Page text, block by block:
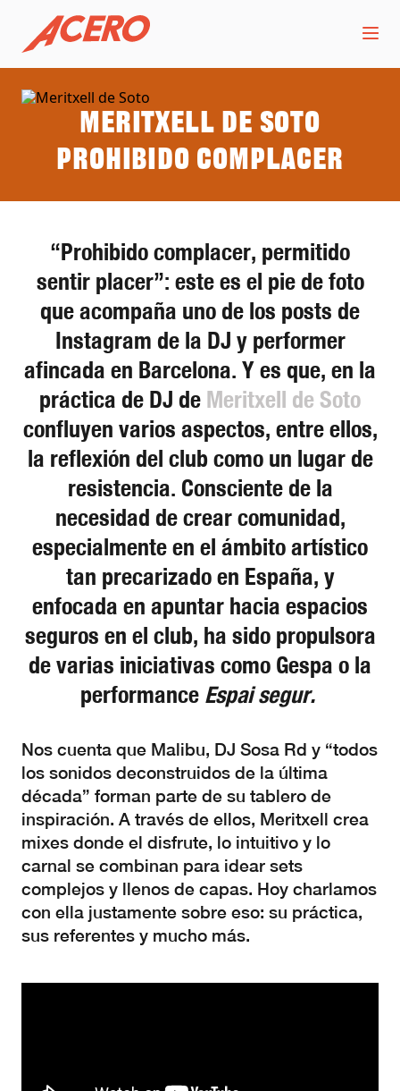
Meritxell de Soto
Prohibido complacer
“Prohibido complacer, permitido
sentir placer”: este es el pie de foto
que acompaña uno de los posts de
Instagram de la DJ y performer
afincada en Barcelona. Y es que, en la
práctica de DJ de Meritxell de Soto
confluyen varios aspectos, entre ellos,
la reflexión del club como un lugar de
resistencia. Consciente de la
necesidad de crear comunidad,
especialmente en el ámbito artístico
tan precarizado en España, y
enfocada en apuntar hacia espacios
seguros en el club, ha sido propulsora
de varias iniciativas como Gespa o la
performance Espai segur.
Nos cuenta que Malibu, DJ Sosa Rd y “todos
los sonidos deconstruidos de la última
década” forman parte de su tablero de
inspiración. A través de ellos, Meritxell crea
mixes donde el disfrute, lo intuitivo y lo
carnal se combinan para idear sets
complejos y llenos de capas. Hoy charlamos
con ella justamente sobre eso: su práctica,
sus referentes y mucho más.